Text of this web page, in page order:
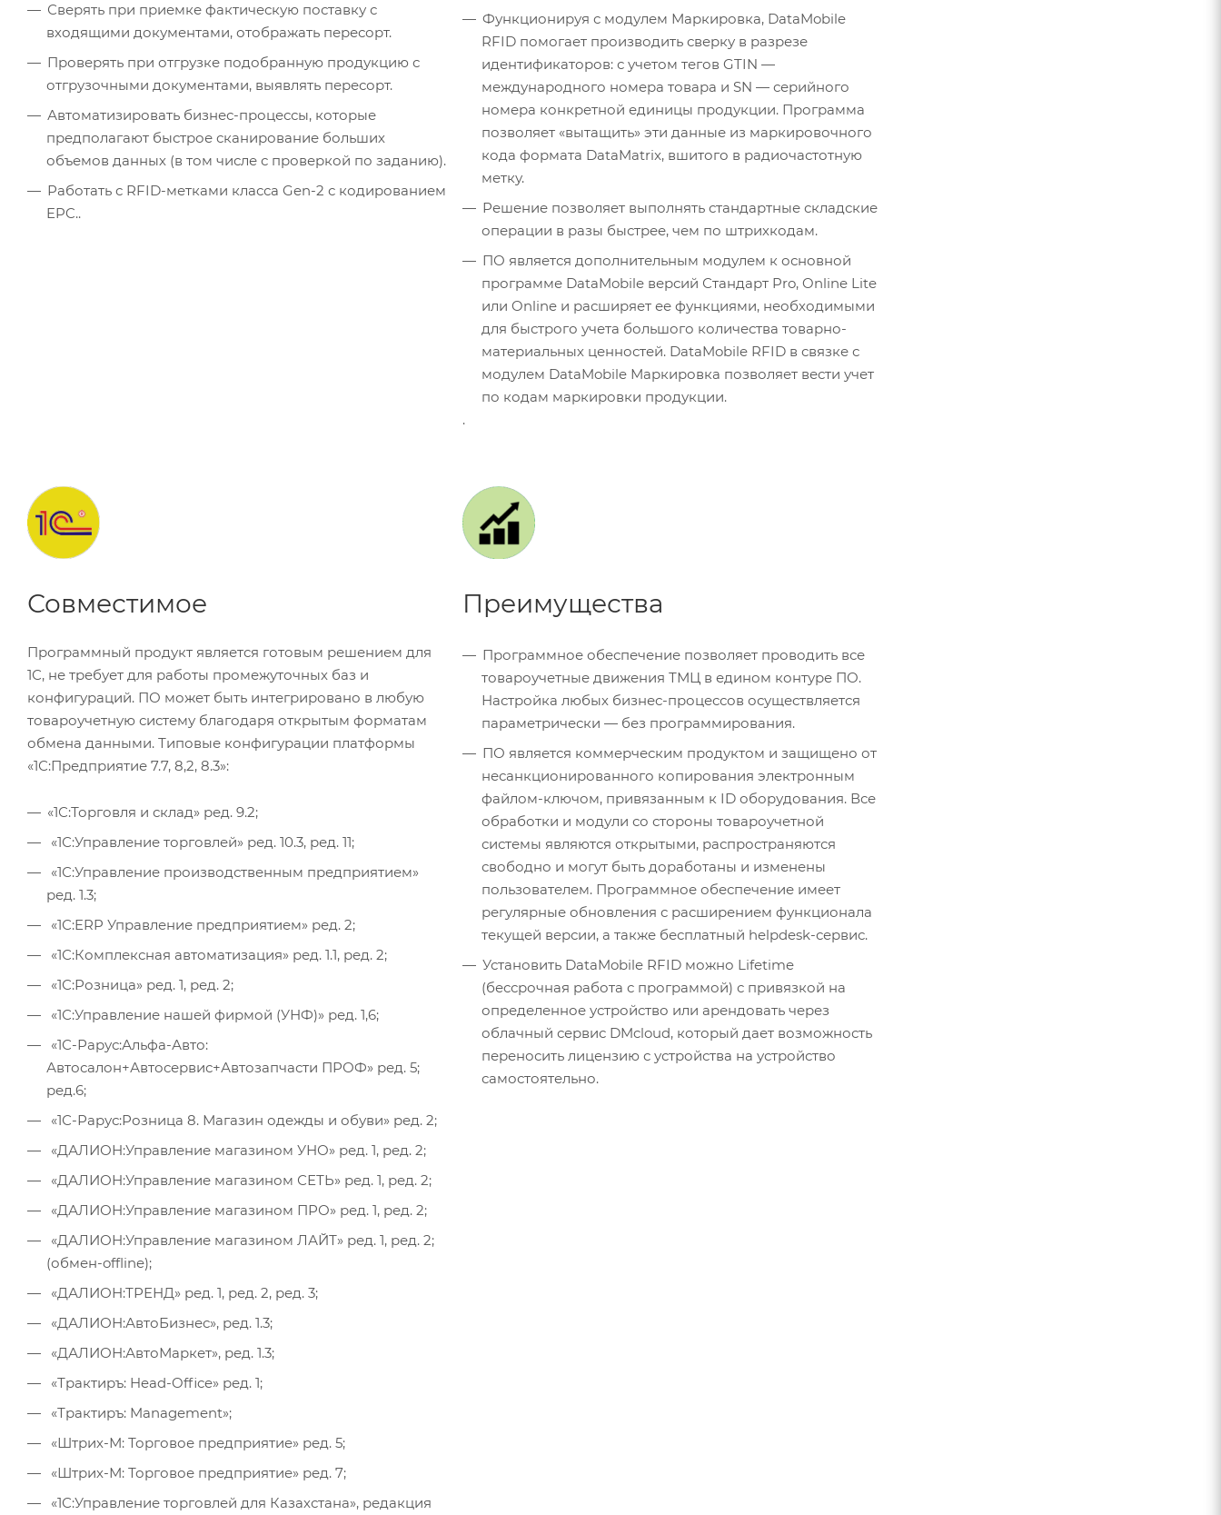
Сверять при приемке фактическую поставку с
входящими документами, отображать пересорт.
Проверять при отгрузке подобранную продукцию с
отгрузочными документами, выявлять пересорт.
Автоматизировать бизнес-процессы, которые
предполагают быстрое сканирование больших
объемов данных (в том числе с проверкой по заданию).
Работать с RFID-метками класса Gen-2 с кодированием
EPC..
Функционируя с модулем Маркировка, DataMobile
RFID помогает производить сверку в разрезе
идентификаторов: с учетом тегов GTIN —
международного номера товара и SN — серийного
номера конкретной единицы продукции. Программа
позволяет «вытащить» эти данные из маркировочного
кода формата DataMatrix, вшитого в радиочастотную
метку.
Решение позволяет выполнять стандартные складские
операции в разы быстрее, чем по штрихкодам.
ПО является дополнительным модулем к основной
программе DataMobile версий Стандарт Pro, Online Lite
или Online и расширяет ее функциями, необходимыми
для быстрого учета большого количества товарно-
материальных ценностей. DataMobile RFID в связке с
модулем DataMobile Маркировка позволяет вести учет
по кодам маркировки продукции.
.
Совместимое
Программный продукт является готовым решением для
1С, не требует для работы промежуточных баз и
конфигураций. ПО может быть интегрировано в любую
товароучетную систему благодаря открытым форматам
обмена данными. Типовые конфигурации платформы
«1С:Предприятие 7.7, 8,2, 8.3»:
«1С:Торговля и склад» ред. 9.2;
«1С:Управление торговлей» ред. 10.3, ред. 11;
ред. 1.3;
«1С:ERP Управление предприятием» ред. 2;
«1С:Комплексная автоматизация» ред. 1.1, ред. 2;
«1С:Розница» ред. 1, ред. 2;
«1С:Управление нашей фирмой (УНФ)» ред. 1,6;
Автосалон+Автосервис+Автозапчасти ПРОФ» ред. 5;
ред.6;
«1С-Рарус:Розница 8. Магазин одежды и обуви» ред. 2;
«ДАЛИОН:Управление магазином УНО» ред. 1, ред. 2;
«ДАЛИОН:Управление магазином СЕТЬ» ред. 1, ред. 2;
«ДАЛИОН:Управление магазином ПРО» ред. 1, ред. 2;
(обмен-offline);
«ДАЛИОН:ТРЕНД» ред. 1, ред. 2, ред. 3;
«ДАЛИОН:АвтоБизнес», ред. 1.3;
«ДАЛИОН:АвтоМаркет», ред. 1.3;
«Трактиръ: Head-Office» ред. 1;
«Трактиръ: Management»;
«Штрих-М: Торговое предприятие» ред. 5;
«Штрих-М: Торговое предприятие» ред. 7;
Преимущества
Программное обеспечение позволяет проводить все
товароучетные движения ТМЦ в едином контуре ПО.
Настройка любых бизнес-процессов осуществляется
параметрически — без программирования.
ПО является коммерческим продуктом и защищено от
несанкционированного копирования электронным
файлом-ключом, привязанным к ID оборудования. Все
обработки и модули со стороны товароучетной
системы являются открытыми, распространяются
свободно и могут быть доработаны и изменены
пользователем. Программное обеспечение имеет
регулярные обновления с расширением функционала
текущей версии, а также бесплатный helpdesk-сервис.
Установить DataMobile RFID можно Lifetime
(бессрочная работа с программой) с привязкой на
определенное устройство или арендовать через
облачный сервис DMcloud, который дает возможность
переносить лицензию с устройства на устройство
самостоятельно.